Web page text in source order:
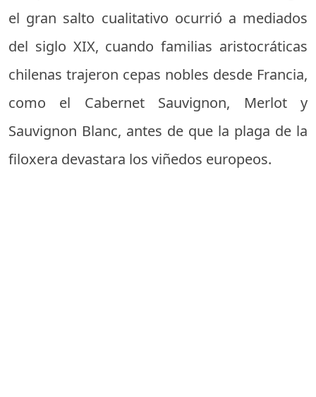
el gran salto cualitativo ocurrió a mediados
del siglo XIX, cuando familias aristocráticas
chilenas trajeron cepas nobles desde Francia,
como el Cabernet Sauvignon, Merlot y
Sauvignon Blanc, antes de que la plaga de la
filoxera devastara los viñedos europeos.